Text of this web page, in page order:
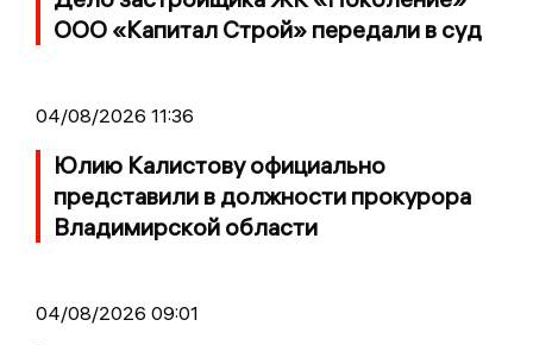
ООО «Капитал Строй» передали в суд
04/08/2026 11:36
Юлию Калистову официально
представили в должности прокурора
Владимирской области
04/08/2026 09:01